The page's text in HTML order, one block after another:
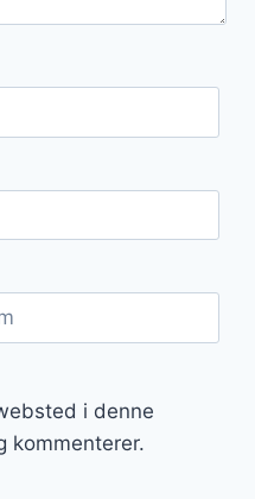
i denne
kommenterer.